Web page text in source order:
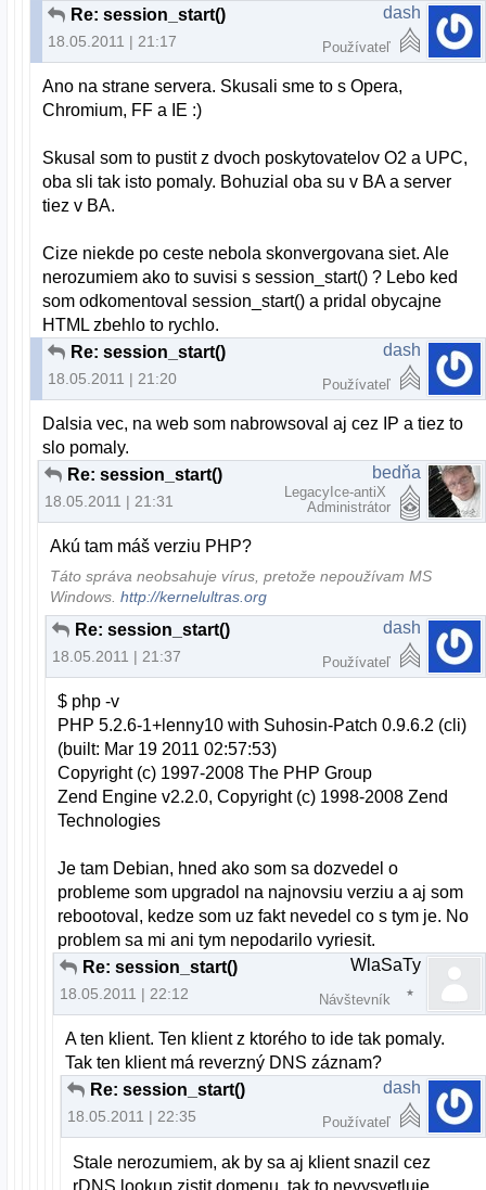
Re: session_start()
18.05.2011 | 21:17
dash
Používateľ
Ano na strane servera. Skusali sme to s Opera,
Chromium, FF a IE :)
Skusal som to pustit z dvoch poskytovatelov O2 a UPC,
oba sli tak isto pomaly. Bohuzial oba su v BA a server
tiez v BA.
Cize niekde po ceste nebola skonvergovana siet. Ale
nerozumiem ako to suvisi s session_start() ? Lebo ked
som odkomentoval session_start() a pridal obycajne
HTML zbehlo to rychlo.
Re: session_start()
18.05.2011 | 21:20
dash
Používateľ
Dalsia vec, na web som nabrowsoval aj cez IP a tiez to
slo pomaly.
Re: session_start()
18.05.2011 | 21:31
bedňa
LegacyIce-antiX
Administrátor
Akú tam máš verziu PHP?
Táto správa neobsahuje vírus, pretože nepoužívam MS
Windows.http://kernelultras.org
Re: session_start()
18.05.2011 | 21:37
dash
Používateľ
$ php -v
PHP 5.2.6-1+lenny10 with Suhosin-Patch 0.9.6.2 (cli)
(built: Mar 19 2011 02:57:53)
Copyright (c) 1997-2008 The PHP Group
Zend Engine v2.2.0, Copyright (c) 1998-2008 Zend
Technologies
Je tam Debian, hned ako som sa dozvedel o
probleme som upgradol na najnovsiu verziu a aj som
rebootoval, kedze som uz fakt nevedel co s tym je. No
problem sa mi ani tym nepodarilo vyriesit.
Re: session_start()
18.05.2011 | 22:12
WlaSaTy
Návštevník
A ten klient. Ten klient z ktorého to ide tak pomaly.
Tak ten klient má reverzný DNS záznam?
Re: session_start()
18.05.2011 | 22:35
dash
Používateľ
Stale nerozumiem, ak by sa aj klient snazil cez
rDNS lookup zistit domenu, tak to nevysvetluje